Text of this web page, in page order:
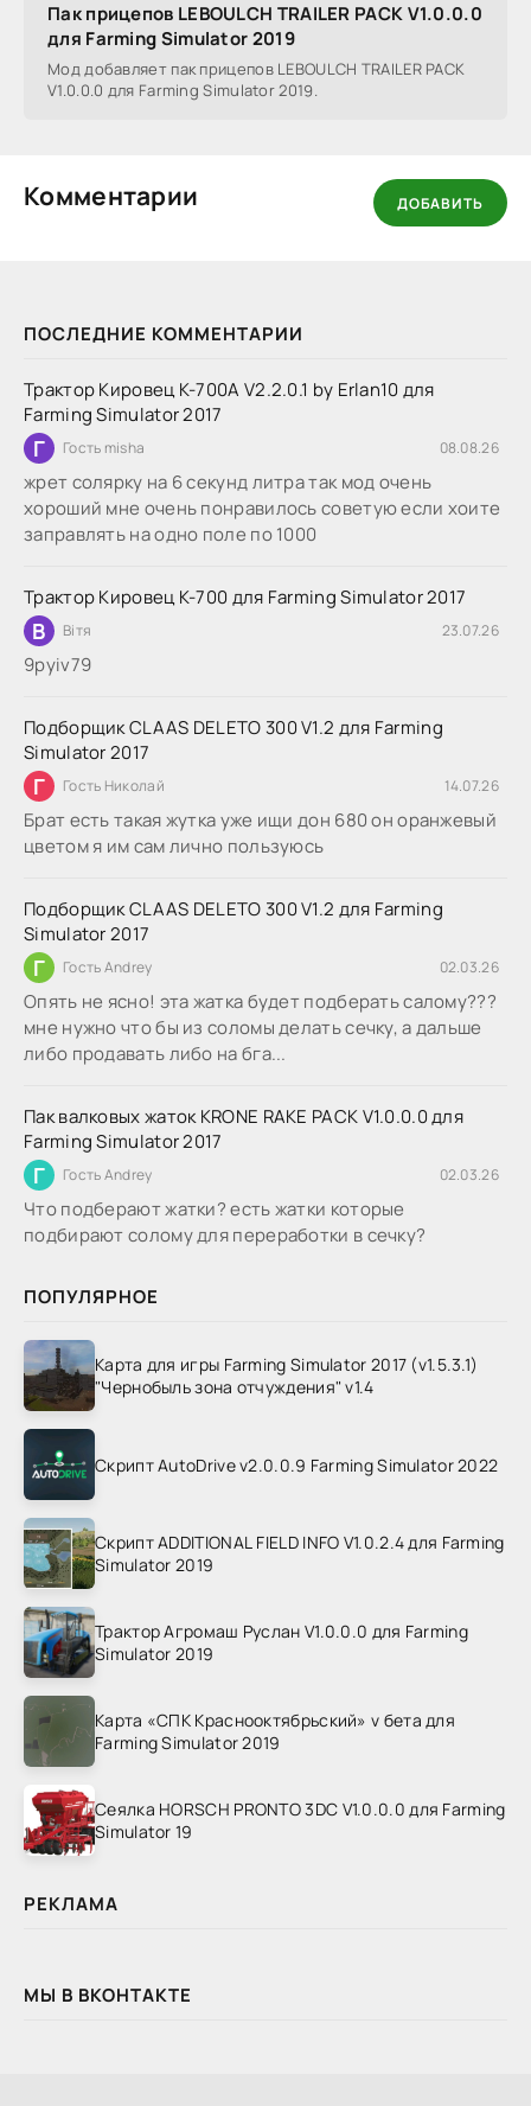
ПОСЛЕДНИЕ КОММЕНТАРИИ
Трактор Кировец К-700А V2.2.0.1 by Erlan10 для
Farming Simulator 2017
Г Гость misha 08.08.26
жрет солярку на 6 секунд литра так мод очень
хороший мне очень понравилось советую если хоите
заправлять на одно поле по 1000
Трактор Кировец К-700 для Farming Simulator 2017
В Вітя 23.07.26
9руіv79
Подборщик CLAAS DELETO 300 V1.2 для Farming
Simulator 2017
Г Гость Николай 14.07.26
Брат есть такая жутка уже ищи дон 680 он оранжевый
цветом я им сам лично пользуюсь
Подборщик CLAAS DELETO 300 V1.2 для Farming
Simulator 2017
Г Гость Andrey 02.03.26
Опять не ясно! эта жатка будет подберать салому???
мне нужно что бы из соломы делать сечку, а дальше
либо продавать либо на бга...
Пак валковых жаток KRONE RAKE PACK V1.0.0.0 для
Farming Simulator 2017
Г Гость Andrey 02.03.26
Что подберают жатки? есть жатки которые
подбирают солому для переработки в сечку?
Пак прицепов LEBOULCH TRAILER PACK V1.0.0.0
для Farming Simulator 2019
Мод добавляет пак прицепов LEBOULCH TRAILER PACK
V1.0.0.0 для Farming Simulator 2019.
Комментарии ДОБАВИТЬ
ПОПУЛЯРНОЕ
Карта для игры Farming Simulator 2017 (v1.5.3.1)
"Чернобыль зона отчуждения" v1.4
Скрипт AutoDrive v2.0.0.9 Farming Simulator 2022
Скрипт ADDITIONAL FIELD INFO V1.0.2.4 для Farming
Simulator 2019
Трактор Агромаш Руслан V1.0.0.0 для Farming
Simulator 2019
Карта «СПК Краснооктябрьский» v бета для
Farming Simulator 2019
Сеялка HORSCH PRONTO 3DC V1.0.0.0 для Farming
Simulator 19
РЕКЛАМА
МЫ В ВКОНТАКТЕ